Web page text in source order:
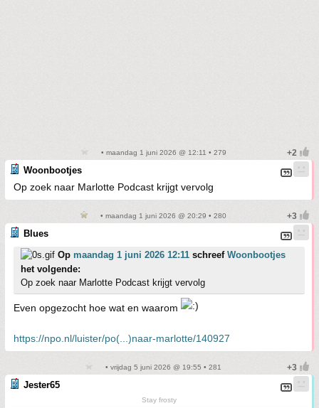
• maandag 1 juni 2026 @ 12:11 • 279
Woonbootjes
Op zoek naar Marlotte Podcast krijgt vervolg
• maandag 1 juni 2026 @ 20:29 • 280
Blues
Op maandag 1 juni 2026 12:11 schreef Woonbootjes
het volgende:
Op zoek naar Marlotte Podcast krijgt vervolg
Even opgezocht hoe wat en waarom
https://npo.nl/luister/po(...)naar-marlotte/140927
• vrijdag 5 juni 2026 @ 19:55 • 281
Jester65
Stay frosty